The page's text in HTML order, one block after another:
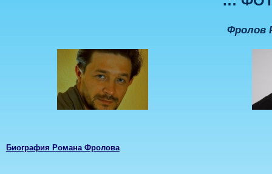
Фролов
Биография Романа Фролова